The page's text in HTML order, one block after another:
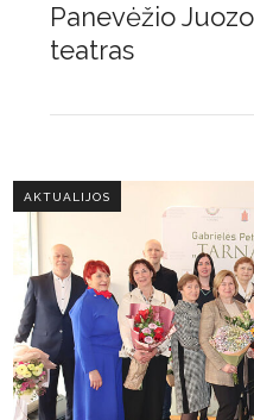
Panevėžio
teatras
AKTUALIJOS